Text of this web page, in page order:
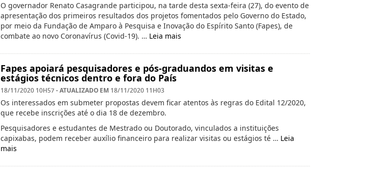
O governador Renato Casagrande participou, na tarde desta sexta-feira (27), do evento de
apresentação dos primeiros resultados dos projetos fomentados pelo Governo do Estado,
por meio da Fundação de Amparo à Pesquisa e Inovação do Espírito Santo (Fapes), de
combate ao novo Coronavírus (Covid-19). … Leia mais
Fapes apoiará pesquisadores e pós-graduandos em visitas e
estágios técnicos dentro e fora do País
18/11/2020 10H57- ATUALIZADO EM 18/11/2020 11H03
Os interessados em submeter propostas devem ficar atentos às regras do Edital 12/2020,
que recebe inscrições até o dia 18 de dezembro.
Pesquisadores e estudantes de Mestrado ou Doutorado, vinculados a instituições
capixabas, podem receber auxílio financeiro para realizar visitas ou estágios té … Leia
mais